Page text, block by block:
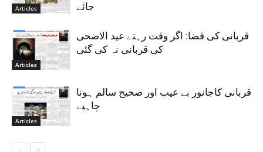
Articles
جائے
Articles
قربانی کی قضا: اگر وقت رہتے عید الاضحی
کی قربانی نہ کی گئی
Articles
قربانی کاجانور بے عیب اور صحیح سالم ہونا
چاہیے